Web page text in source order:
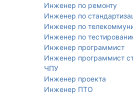
Инженер по ремонту
Инженер по
Инженер по
Инженер по
Инженер программист
Инженер программист
ЧПУ
Инженер проекта
Инженер ПТО